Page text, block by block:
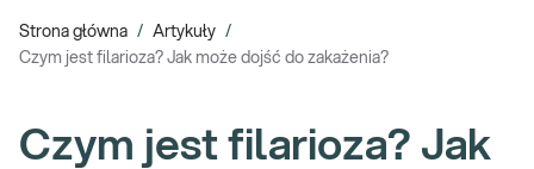
Strona główna / Artykuły /
Czym jest filarioza? Jak może dojść do zakażenia?
Czym jest filarioza? Jak